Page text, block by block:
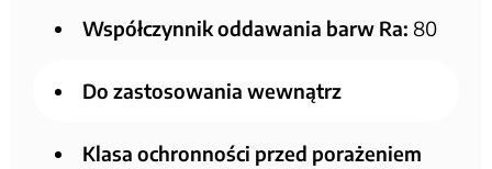
Współczynnik oddawania barw Ra: 80
Do zastosowania wewnątrz
Klasa ochronności przed porażeniem